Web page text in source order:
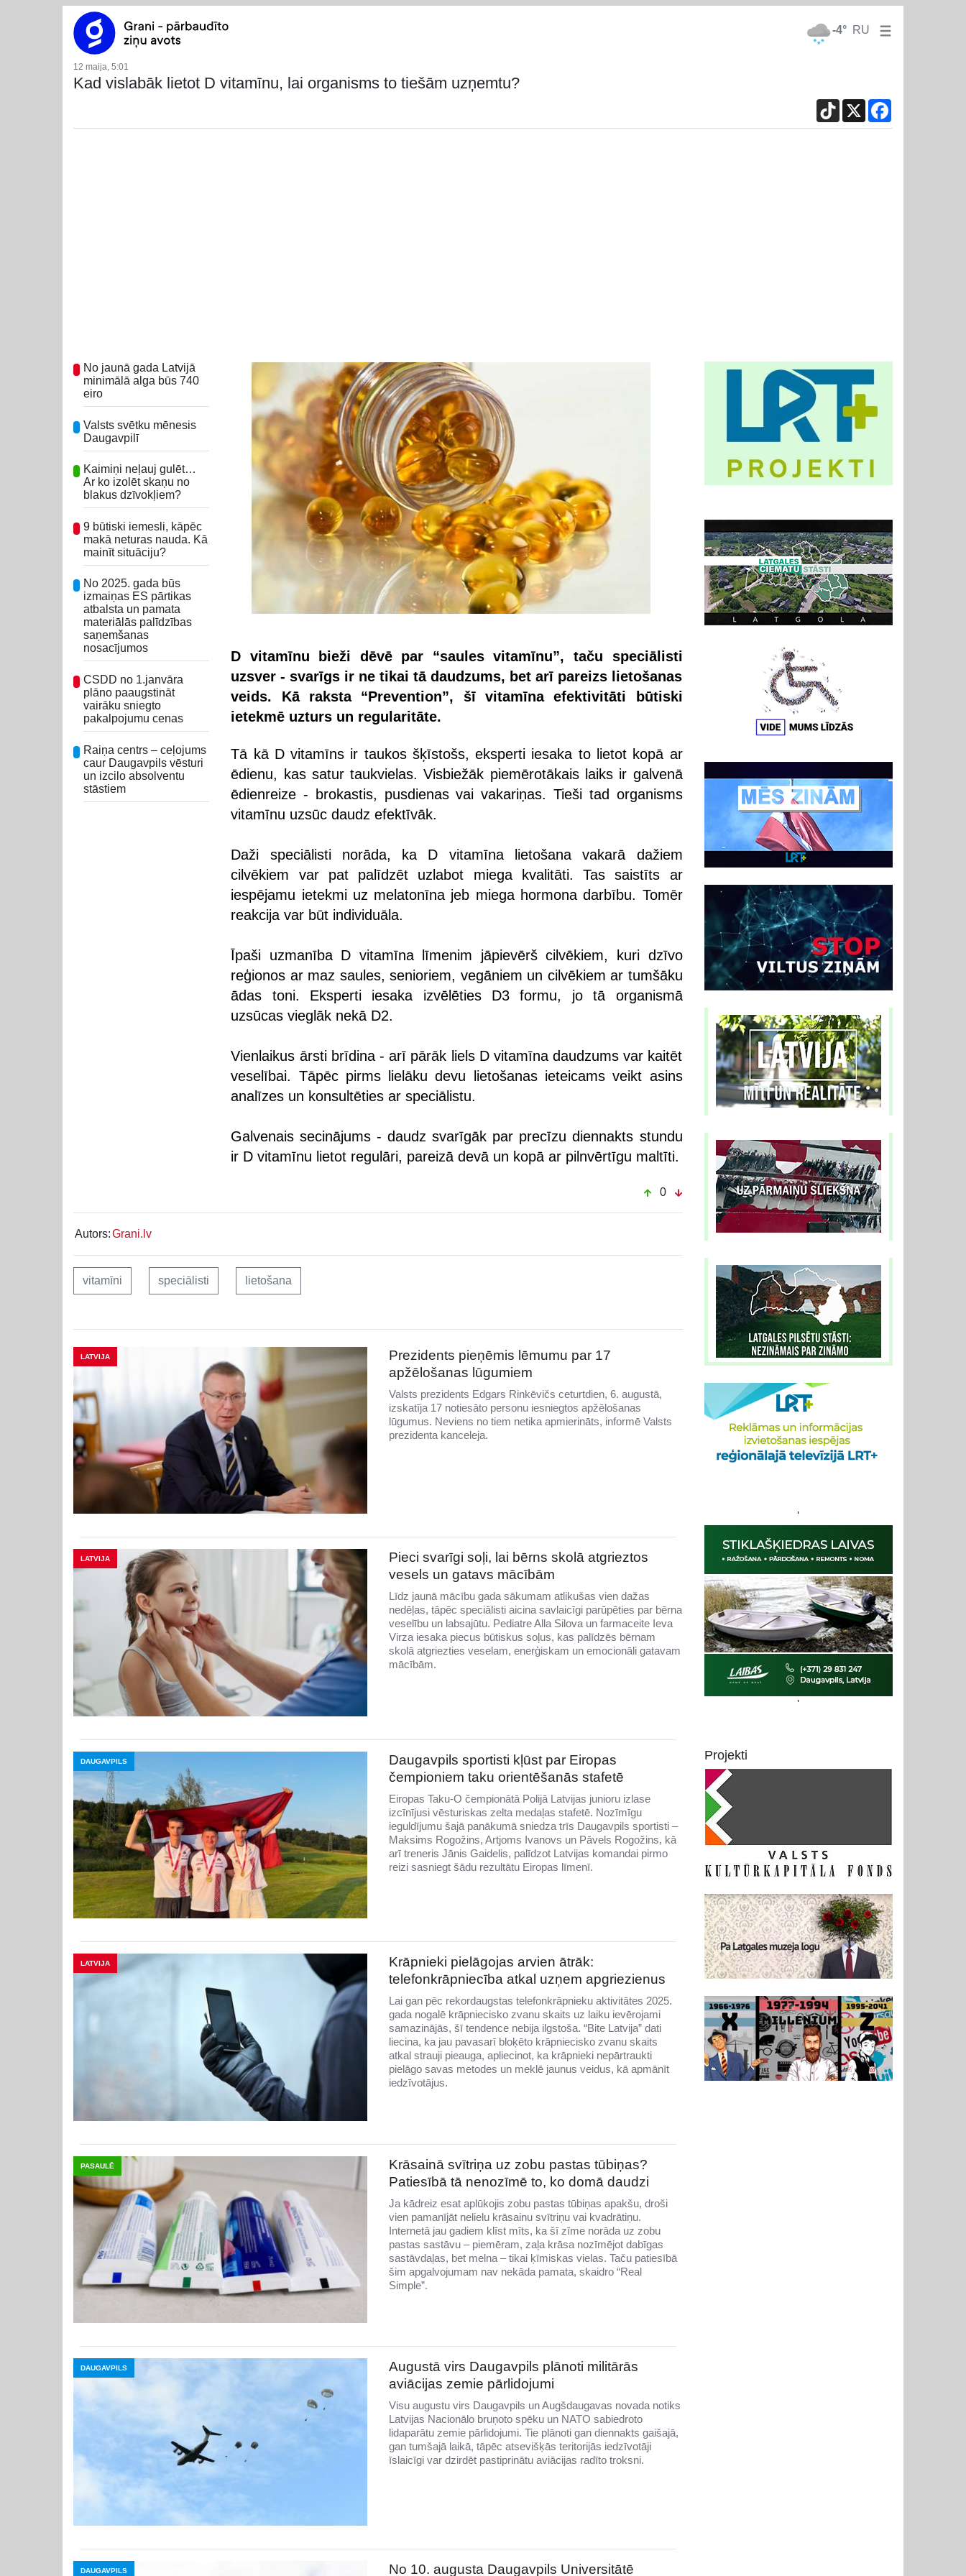
-4° RU
12 maija, 5:01
Kad vislabāk lietot D vitamīnu, lai organisms to tiešām uzņemtu?
TikTok
X
No jaunā gada Latvijā
minimālā alga būs 740
eiro
Valsts svētku mēnesis
Daugavpilī
Kaimiņi neļauj gulēt…
Ar ko izolēt skaņu no
blakus dzīvokļiem?
9 būtiski iemesli, kāpēc
makā neturas nauda. Kā
mainīt situāciju?
No 2025. gada būs
izmaiņas ES pārtikas
atbalsta un pamata
materiālās palīdzības
saņemšanas
nosacījumos
CSDD no 1.janvāra
plāno paaugstināt
vairāku sniegto
pakalpojumu cenas
Raiņa centrs – ceļojums
caur Daugavpils vēsturi
un izcilo absolventu
stāstiem
D vitamīnu bieži dēvē par “saules vitamīnu”, taču speciālisti
uzsver - svarīgs ir ne tikai tā daudzums, bet arī pareizs lietošanas
veids. Kā raksta “Prevention”, šī vitamīna efektivitāti būtiski
ietekmē uzturs un regularitāte.
Tā kā D vitamīns ir taukos šķīstošs, eksperti iesaka to lietot kopā ar
ēdienu, kas satur taukvielas. Visbiežāk piemērotākais laiks ir galvenā
ēdienreize - brokastis, pusdienas vai vakariņas. Tieši tad organisms
vitamīnu uzsūc daudz efektīvāk.
Daži speciālisti norāda, ka D vitamīna lietošana vakarā dažiem
cilvēkiem var pat palīdzēt uzlabot miega kvalitāti. Tas saistīts ar
iespējamu ietekmi uz melatonīna jeb miega hormona darbību. Tomēr
reakcija var būt individuāla.
Īpaši uzmanība D vitamīna līmenim jāpievērš cilvēkiem, kuri dzīvo
reģionos ar maz saules, senioriem, vegāniem un cilvēkiem ar tumšāku
ādas toni. Eksperti iesaka izvēlēties D3 formu, jo tā organismā
uzsūcas vieglāk nekā D2.
Vienlaikus ārsti brīdina - arī pārāk liels D vitamīna daudzums var kaitēt
veselībai. Tāpēc pirms lielāku devu lietošanas ieteicams veikt asins
analīzes un konsultēties ar speciālistu.
Galvenais secinājums - daudz svarīgāk par precīzu diennakts stundu
ir D vitamīnu lietot regulāri, pareizā devā un kopā ar pilnvērtīgu maltīti.
0
Autors:Grani.lv
vitamīni speciālisti lietošana
LATVIJA
Prezidents pieņēmis lēmumu par 17
apžēlošanas lūgumiem
Valsts prezidents Edgars Rinkēvičs ceturtdien, 6. augustā,
izskatīja 17 notiesāto personu iesniegtos apžēlošanas
lūgumus. Neviens no tiem netika apmierināts, informē Valsts
prezidenta kanceleja.
LATVIJA
Pieci svarīgi soļi, lai bērns skolā atgrieztos
vesels un gatavs mācībām
Līdz jaunā mācību gada sākumam atlikušas vien dažas
nedēļas, tāpēc speciālisti aicina savlaicīgi parūpēties par bērna
veselību un labsajūtu. Pediatre Alla Silova un farmaceite Ieva
Virza iesaka piecus būtiskus soļus, kas palīdzēs bērnam
skolā atgriezties veselam, enerģiskam un emocionāli gatavam
mācībām.
DAUGAVPILS
Daugavpils sportisti kļūst par Eiropas
čempioniem taku orientēšanās stafetē
Eiropas Taku-O čempionātā Polijā Latvijas junioru izlase
izcīnījusi vēsturiskas zelta medaļas stafetē. Nozīmīgu
ieguldījumu šajā panākumā sniedza trīs Daugavpils sportisti –
Maksims Rogožins, Artjoms Ivanovs un Pāvels Rogožins, kā
arī treneris Jānis Gaidelis, palīdzot Latvijas komandai pirmo
reizi sasniegt šādu rezultātu Eiropas līmenī.
LATVIJA
Krāpnieki pielāgojas arvien ātrāk:
telefonkrāpniecība atkal uzņem apgriezienus
Lai gan pēc rekordaugstas telefonkrāpnieku aktivitātes 2025.
gada nogalē krāpniecisko zvanu skaits uz laiku ievērojami
samazinājās, šī tendence nebija ilgstoša. “Bite Latvija” dati
liecina, ka jau pavasarī bloķēto krāpniecisko zvanu skaits
atkal strauji pieauga, apliecinot, ka krāpnieki nepārtraukti
pielāgo savas metodes un meklē jaunus veidus, kā apmānīt
iedzīvotājus.
PASAULĒ
Krāsainā svītriņa uz zobu pastas tūbiņas?
Patiesībā tā nenozīmē to, ko domā daudzi
Ja kādreiz esat aplūkojis zobu pastas tūbiņas apakšu, droši
vien pamanījāt nelielu krāsainu svītriņu vai kvadrātiņu.
Internetā jau gadiem klīst mīts, ka šī zīme norāda uz zobu
pastas sastāvu – piemēram, zaļa krāsa nozīmējot dabīgas
sastāvdaļas, bet melna – tikai ķīmiskas vielas. Taču patiesībā
šim apgalvojumam nav nekāda pamata, skaidro “Real
Simple”.
DAUGAVPILS
Augustā virs Daugavpils plānoti militārās
aviācijas zemie pārlidojumi
Visu augustu virs Daugavpils un Augšdaugavas novada notiks
Latvijas Nacionālo bruņoto spēku un NATO sabiedroto
lidaparātu zemie pārlidojumi. Tie plānoti gan diennakts gaišajā,
gan tumšajā laikā, tāpēc atsevišķās teritorijās iedzīvotāji
īslaicīgi var dzirdēt pastiprinātu aviācijas radīto troksni.
DAUGAVPILS No 10. augusta Daugavpils Universitātē
'
'
Projekti